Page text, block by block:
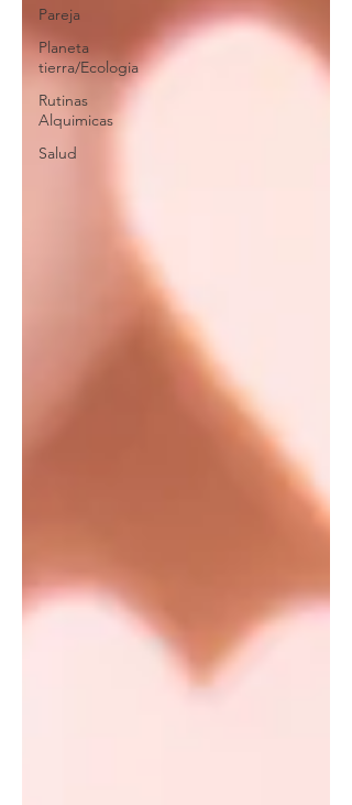
Pareja
Planeta
tierra/Ecologia
Rutinas
Alquimicas
Salud